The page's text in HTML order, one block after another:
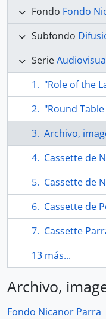
Fondo Fondo
Subfondo
Serie
"Role of the Latin
"Round Table IV: The
Archivo,
Cassette de
Cassette de
Cassette de
Cassette
13 más...
Archivo,
Fondo Nicanor Parra